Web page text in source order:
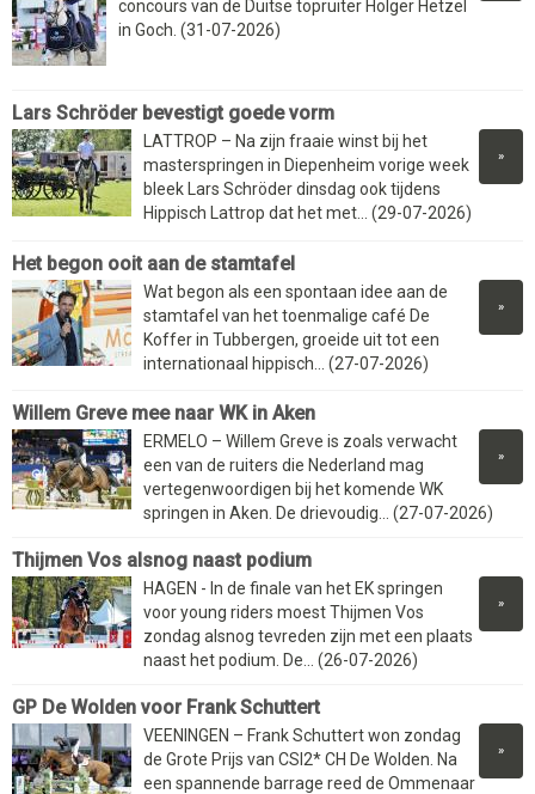
concours van de Duitse topruiter Holger Hetzel
in Goch. (31-07-2026)
Lars Schröder bevestigt goede vorm
»
LATTROP – Na zijn fraaie winst bij het
masterspringen in Diepenheim vorige week
bleek Lars Schröder dinsdag ook tijdens
Hippisch Lattrop dat het met... (29-07-2026)
Het begon ooit aan de stamtafel
»
Wat begon als een spontaan idee aan de
stamtafel van het toenmalige café De
Koffer in Tubbergen, groeide uit tot een
internationaal hippisch... (27-07-2026)
Willem Greve mee naar WK in Aken
»
ERMELO – Willem Greve is zoals verwacht
een van de ruiters die Nederland mag
vertegenwoordigen bij het komende WK
springen in Aken. De drievoudig... (27-07-2026)
Thijmen Vos alsnog naast podium
»
HAGEN - In de finale van het EK springen
voor young riders moest Thijmen Vos
zondag alsnog tevreden zijn met een plaats
naast het podium. De... (26-07-2026)
GP De Wolden voor Frank Schuttert
»
VEENINGEN – Frank Schuttert won zondag
de Grote Prijs van CSI2* CH De Wolden. Na
een spannende barrage reed de Ommenaar